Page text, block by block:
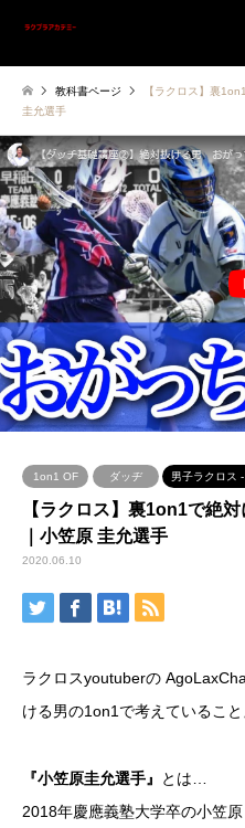
教科書ページ
【ラクロス】裏
圭允選手
1on1 OF ダッヂ 男子ラクロス
【ラクロス】裏1on1で絶
｜小笠原 圭允選手
2020.06.10
ラクロスyoutuberの
ける男の1on1で考えていること
『小笠原圭允選手』
とは…
2018年慶應義塾大学卒の小笠